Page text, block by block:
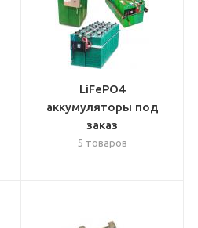
LiFePO4
аккумуляторы под
заказ
5 товаров